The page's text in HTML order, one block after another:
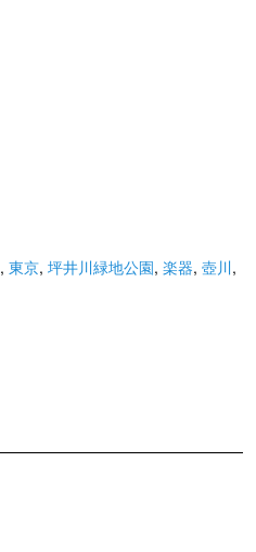
, 東京, 坪井川緑地公園, 楽器, 壺川,